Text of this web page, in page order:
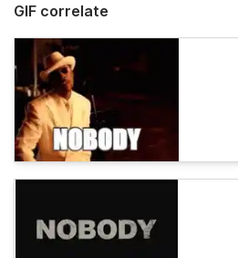
GIF correlate